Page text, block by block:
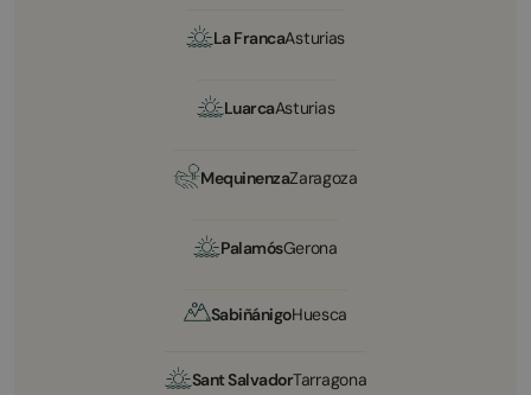
La FrancaAsturias
LuarcaAsturias
MequinenzaZaragoza
PalamósGerona
SabiñánigoHuesca
Sant SalvadorTarragona